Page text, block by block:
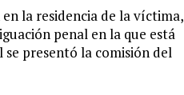
la residencia de la víctima,
penal en la que está
presentó la comisión del